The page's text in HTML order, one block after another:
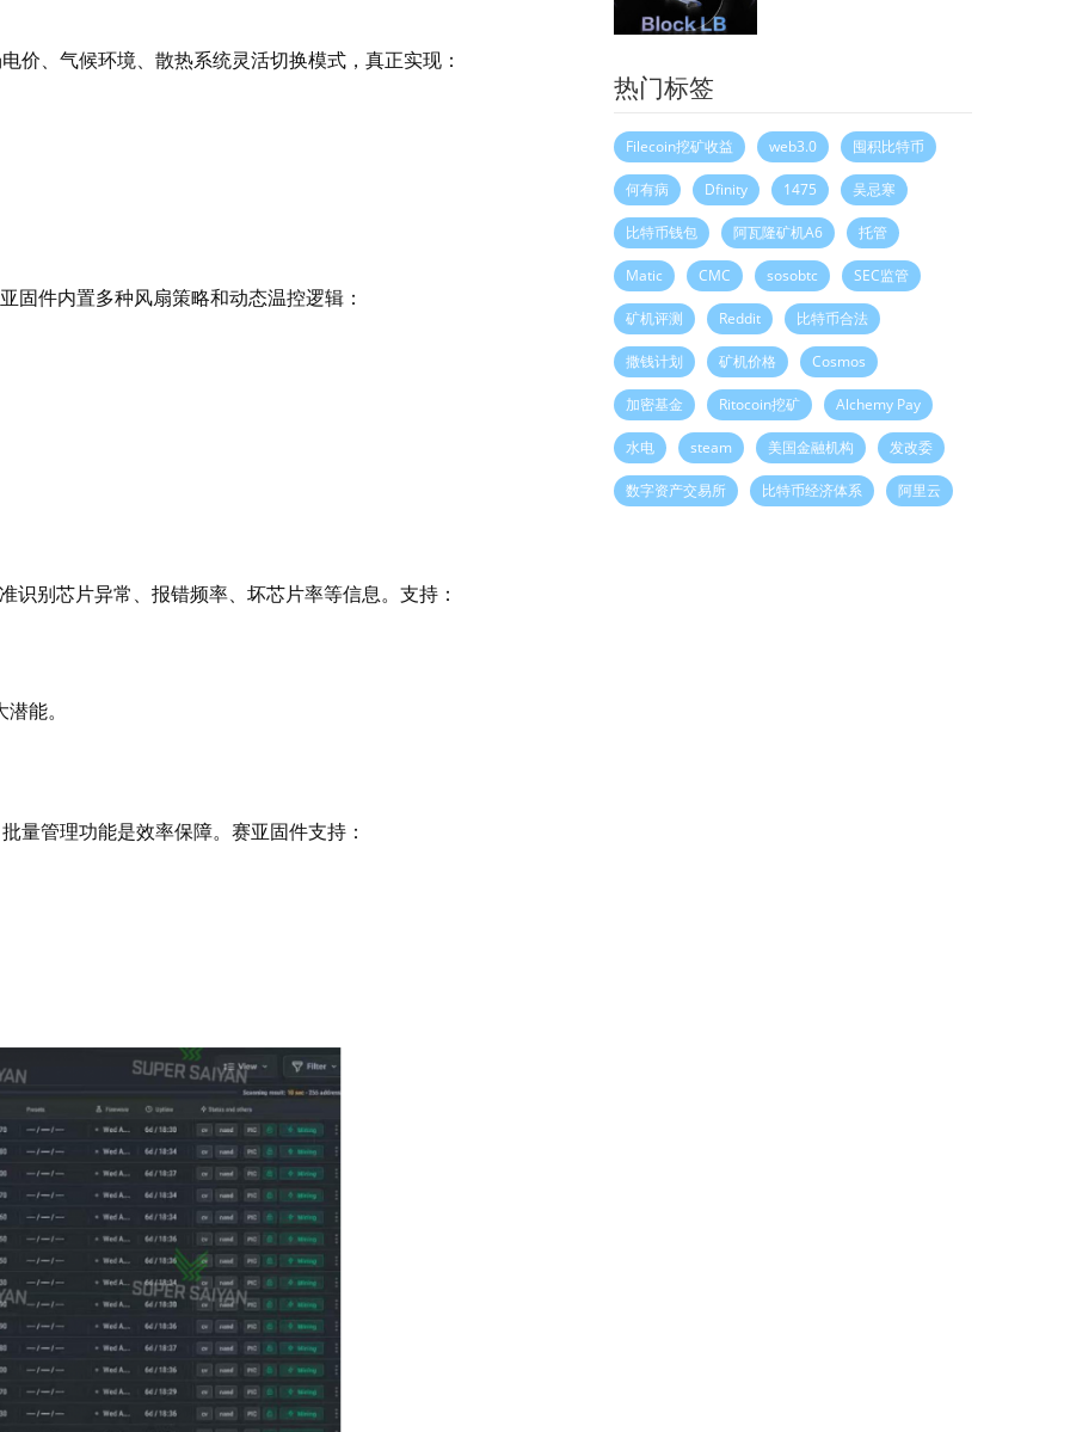
价、气候环境、散热系统灵活切换模式，真正实现：
固件内置多种风扇策略和动态温控逻辑：
识别芯片异常、报错频率、坏芯片率等信息。支持：
能。
量管理功能是效率保障。赛亚固件支持：
热门标签
Filecoin挖矿收益 web3.0 囤积比特币
何有病 Dfinity 1475 吴忌寒
比特币钱包 阿瓦隆矿机A6 托管
Matic CMC sosobtc SEC监管
矿机评测 Reddit 比特币合法
撒钱计划 矿机价格 Cosmos
加密基金 Ritocoin挖矿 Alchemy Pay
水电 steam 美国金融机构 发改委
数字资产交易所 比特币经济体系 阿里云